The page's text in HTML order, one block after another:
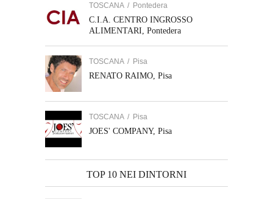
TOSCANA / Pontedera
C.I.A. CENTRO INGROSSO
ALIMENTARI, Pontedera
TOSCANA / Pisa
RENATO RAIMO, Pisa
TOSCANA / Pisa
JOES' COMPANY, Pisa
TOP 10 NEI DINTORNI